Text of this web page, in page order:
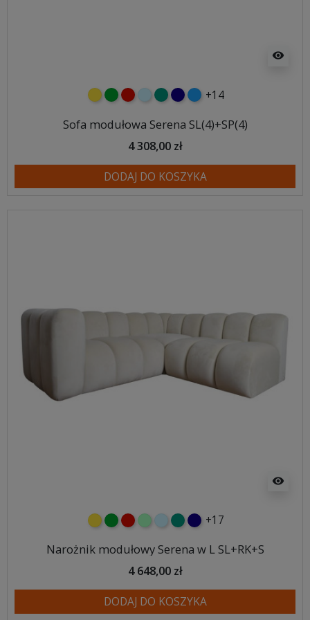
visibility
żółtyzielonyczerwony
błękitnyturkusowy
granatowy
niebieski
+14
Sofa modułowa Serena SL(4)+SP(4)
4 308,00 zł
DODAJ DO KOSZYKA
visibility
żółtyzielonyczerwony
miętowybłękitnyturkusowy
granatowy
+17
Narożnik modułowy Serena w L SL+RK+S
4 648,00 zł
DODAJ DO KOSZYKA